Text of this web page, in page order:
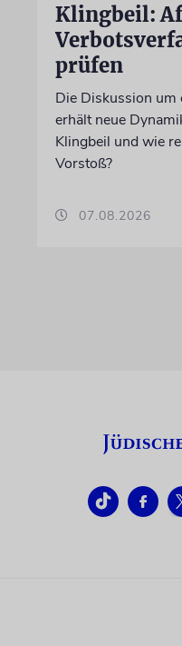
Klingbeil:
prüfen
Die Diskussion
erhält neue
Klingbeil und wie
Vorstoß?
07.08.2026